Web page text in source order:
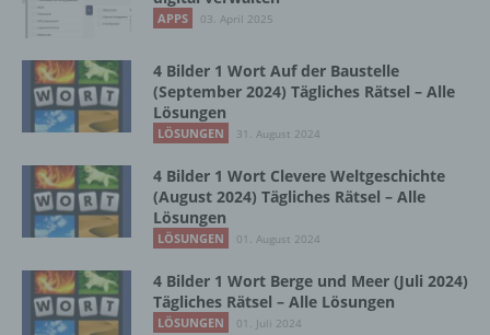
APPS 03. April 2025
4 Bilder 1 Wort Auf der Baustelle
(September 2024) Tägliches Rätsel – Alle
Lösungen
LÖSUNGEN 31. August 2024
4 Bilder 1 Wort Clevere Weltgeschichte
(August 2024) Tägliches Rätsel – Alle
Lösungen
LÖSUNGEN 01. August 2024
4 Bilder 1 Wort Berge und Meer (Juli 2024)
Tägliches Rätsel – Alle Lösungen
LÖSUNGEN 01. Juli 2024
Zusammenhang mit personenbezogenen
Organisation, das Ordnen, die Speicherung,
die Anpassung oder Veränderung, das
Auslesen, das Abfragen, die Verwendung,
die Offenlegung durch Übermittlung,
Bereitstellung, den Abgleich oder die
Verknüpfung, die Einschränkung, das
Löschen oder die Vernichtung.
d) Einschränkung der Verarbeitung